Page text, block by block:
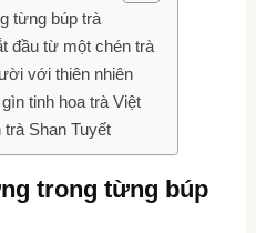
từng búp trà
đầu từ một chén trà
với thiên nhiên
tinh hoa trà Việt
trà Shan Tuyết
trong từng búp